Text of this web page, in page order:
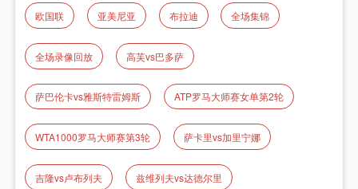
欧国联 亚美尼亚 布拉迪 全场集锦
全场录像回放 高芙vs巴多萨
萨巴伦卡vs雅斯特雷姆斯 ATP罗马大师赛女单第2轮
WTA1000罗马大师赛第3轮 萨卡里vs加里宁娜
吉隆vs卢布列夫 兹维列夫vs达德尔里